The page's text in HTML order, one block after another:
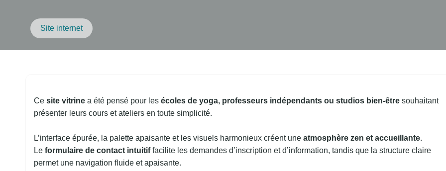
Site internet
Ce site vitrine a été pensé pour les écoles de yoga, professeurs indépendants ou studios bien-être souhaitant
présenter leurs cours et ateliers en toute simplicité.
L’interface épurée, la palette apaisante et les visuels harmonieux créent une atmosphère zen et accueillante.
Le formulaire de contact intuitiffacilite les demandes d’inscription et d’information, tandis que la structure claire
permet une navigation fluide et apaisante.